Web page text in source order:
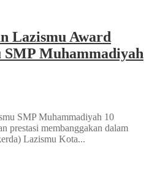
Lazismu Award
Muhammadiyah
SMP Muhammadiyah 10
prestasi membanggakan dalam
Lazismu Kota...